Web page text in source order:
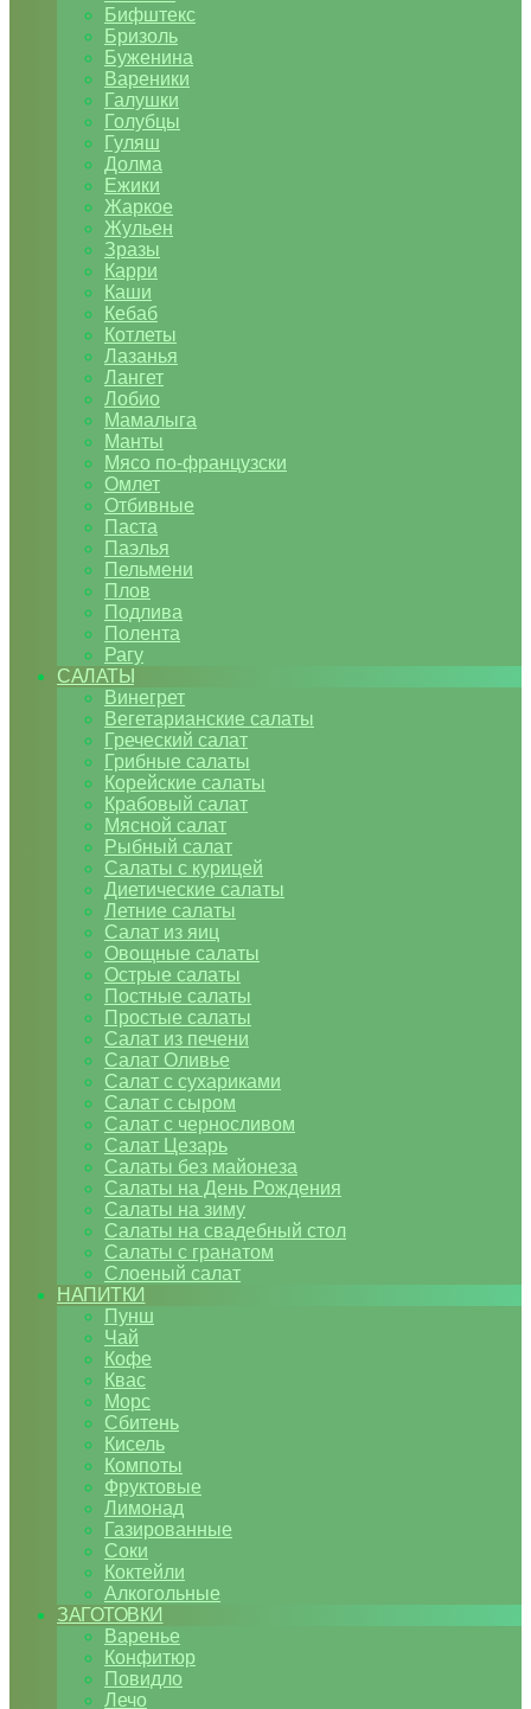
Бифштекс
Бризоль
Буженина
Вареники
Галушки
Голубцы
Гуляш
Долма
Ежики
Жаркое
Жульен
Зразы
Карри
Каши
Кебаб
Котлеты
Лазанья
Лангет
Лобио
Мамалыга
Манты
Мясо по-французски
Омлет
Отбивные
Паста
Паэлья
Пельмени
Плов
Подлива
Полента
Рагу
САЛАТЫ
Винегрет
Вегетарианские салаты
Греческий салат
Грибные салаты
Корейские салаты
Крабовый салат
Мясной салат
Рыбный салат
Салаты с курицей
Диетические салаты
Летние салаты
Салат из яиц
Овощные салаты
Острые салаты
Постные салаты
Простые салаты
Салат из печени
Салат Оливье
Салат с сухариками
Салат с сыром
Салат с черносливом
Салат Цезарь
Салаты без майонеза
Салаты на День Рождения
Салаты на зиму
Салаты на свадебный стол
Салаты с гранатом
Слоеный салат
НАПИТКИ
Пунш
Чай
Кофе
Квас
Морс
Сбитень
Кисель
Компоты
Фруктовые
Лимонад
Газированные
Соки
Коктейли
Алкогольные
ЗАГОТОВКИ
Варенье
Конфитюр
Повидло
Лечо